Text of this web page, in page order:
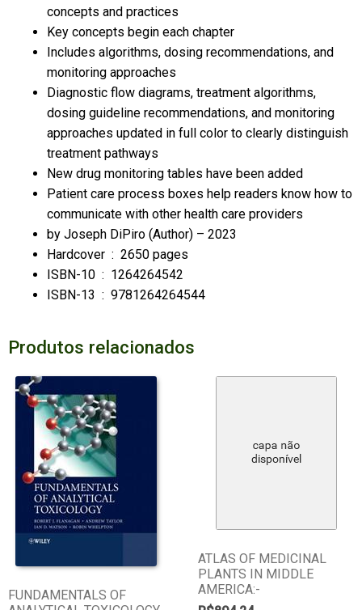
concepts and practices
Key concepts begin each chapter
Includes algorithms, dosing recommendations, and
monitoring approaches
Diagnostic flow diagrams, treatment algorithms,
dosing guideline recommendations, and monitoring
approaches updated in full color to clearly distinguish
treatment pathways
New drug monitoring tables have been added
Patient care process boxes help readers know how to
communicate with other health care providers
by Joseph DiPiro (Author) – 2023
Hardcover ‏ : ‎ 2650 pages
ISBN-10 ‏ : ‎ 1264264542
ISBN-13 ‏ : ‎ 9781264264544
Produtos relacionados
FUNDAMENTALS OF
ATLAS OF MEDICINAL
PLANTS IN MIDDLE
AMERICA:-